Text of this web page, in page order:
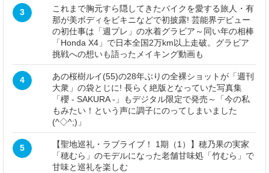
3
これまで胸元すら隠してきたバイクを愛する旅人・有
那が美ボディをビキニなどで初披露! 芸能界デビュー
の初仕事は「週プレ」の水着グラビア～同い年の相棒
「Honda X4」で日本全国2万km以上走破。グラビア
挑戦への想いも語ったメイキング動画も
4
あの桜樹ルイ(55)の28年ぶりの全裸ショットが「週刊
大衆」の袋とじに! 長らく絶版となっていた写真集
「櫻 - SAKURA -」もデジタル限定で発売～「今の私
もみたい！という声に調子にのってしまいました
(^◇^;)」
5
【聖地巡礼・ラブライブ！ 1期（1）】穂乃果の実家
「穂むら」のモデルになった老舗甘味処「竹むら」で
甘味と巡礼を楽しむ